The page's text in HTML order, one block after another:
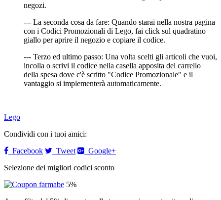
negozi.
--- La seconda cosa da fare: Quando starai nella nostra pagina
con i Codici Promozionali di Lego, fai click sul quadratino
giallo per aprire il negozio e copiare il codice.
--- Terzo ed ultimo passo: Una volta scelti gli articoli che vuoi,
incolla o scrivi il codice nella casella apposita del carrello
della spesa dove c'è scritto "Codice Promozionale" e il
vantaggio si implementerà automaticamente.
Lego
Condividi con i tuoi amici:
Facebook
Tweet
Google+
Selezione dei migliori codici sconto
5%